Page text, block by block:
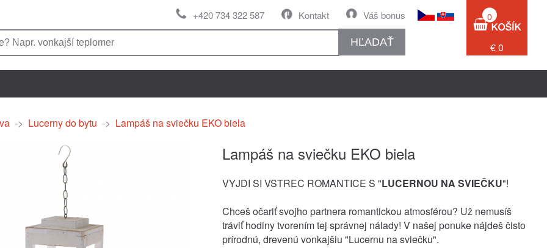
Váš bonus
Kontakt
+420 734 322 587
HĽADAŤ
0
€ 0
-> Lucerny do bytu -> Lampáš na sviečku EKO biela
Lampáš na sviečku EKO biela
VYJDI SI VSTREC ROMANTICE S "LUCERNOU NA SVIEČKU"!
Chceš očariť svojho partnera romantickou atmosférou? Už nemusíš
tráviť hodiny tvorením tej správnej nálady! V našej ponuke nájdeš čisto
prírodnú, drevenú vonkajšiu "Lucernu na sviečku".